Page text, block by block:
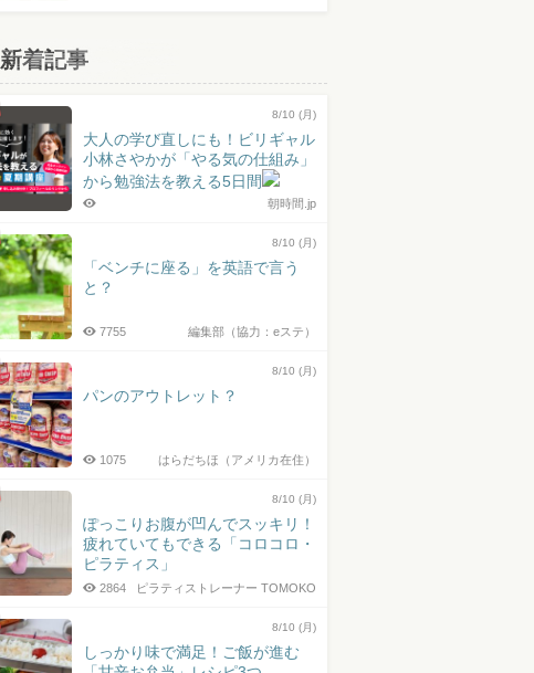
新着記事
8/10 (月)
大人の学び直しにも！ビリギャル
小林さやかが「やる気の仕組み」
から勉強法を教える5日間
朝時間.jp
8/10 (月)
「ベンチに座る」を英語で言う
と？
編集部（協力：eステ）
7755
8/10 (月)
パンのアウトレット？
はらだちほ（アメリカ在住）
1075
8/10 (月)
ぽっこりお腹が凹んでスッキリ！
疲れていてもできる「コロコロ・
ピラティス」
ピラティストレーナー TOMOKO
2864
8/10 (月)
しっかり味で満足！ご飯が進む